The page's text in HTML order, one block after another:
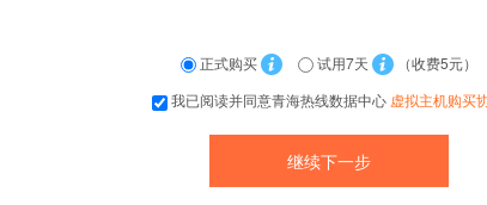
正式购买 试用7天
（收费5元）
我已阅读并同意青海热线数据中心 虚拟主机购买